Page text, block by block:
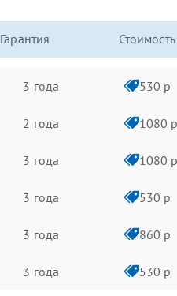
Гарантия Стоимость
3 года 530 р
2 года 1080 р
3 года 1080 р
3 года 530 р
3 года 860 р
3 года 530 р